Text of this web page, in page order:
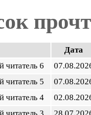
Дата
читатель 6
читатель 5
читатель 4